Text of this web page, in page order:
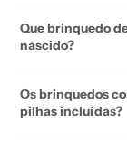
Que brinquedo
nascido?
Os brinquedos
pilhas incluídas?